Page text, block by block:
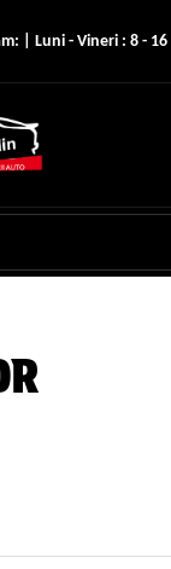
| Luni - Vineri : 8 - 16 |